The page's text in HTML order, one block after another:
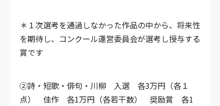
＊１次選考を通過しなかった作品の中から、将来性
を期待し、コンクール運営委員会が選考し授与する
賞です
②詩・短歌・俳句・川柳
入選 各3万円（各１
点） 佳作 各1万円（各若干数） 奨励賞 各1